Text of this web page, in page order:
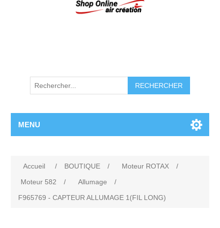
RECHERCHER
MENU
Accueil / BOUTIQUE / Moteur ROTAX
/
Moteur 582
/ Allumage
/
F965769 - CAPTEUR ALLUMAGE 1(FIL LONG)